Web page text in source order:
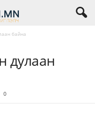
байна
дулаан
0